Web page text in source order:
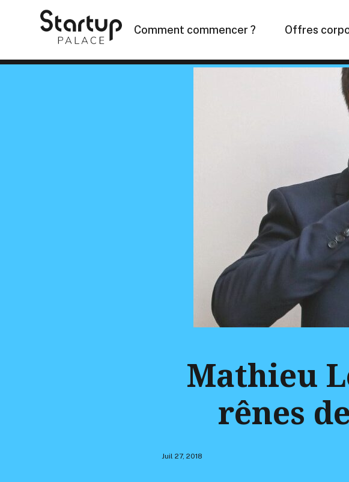
Comment commencer ? Offres
Mathieu
rênes
Juil 27, 2018